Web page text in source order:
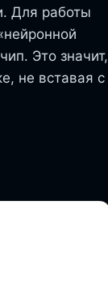
Для работы
Это значит,
не вставая с